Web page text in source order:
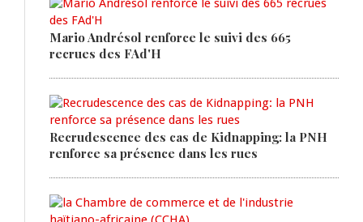
Mario Andrésol renforce le suivi des 665
recrues des FAd'H
Recrudescence des cas de Kidnapping: la PNH
renforce sa présence dans les rues